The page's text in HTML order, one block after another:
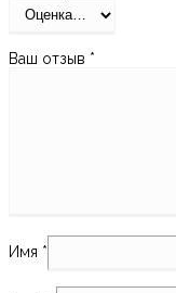
Ваш отзыв *
Имя *